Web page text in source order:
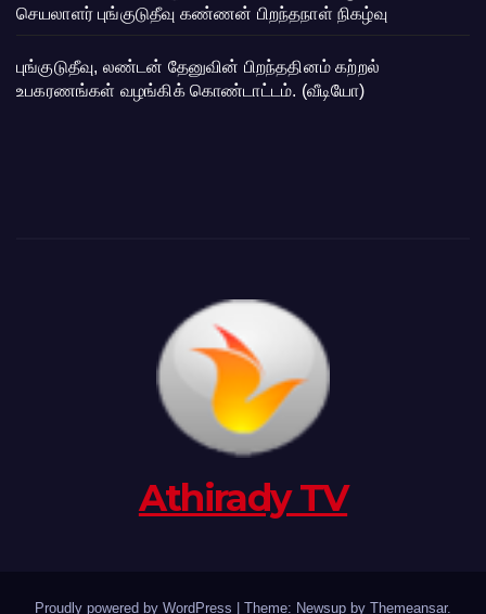
செயலாளர் புங்குடுதீவு கண்ணன் பிறந்தநாள் நிகழ்வு
புங்குடுதீவு, லண்டன் தேனுவின் பிறந்ததினம் கற்றல்
உபகரணங்கள் வழங்கிக் கொண்டாட்டம். (வீடியோ)
Athirady TV
Proudly powered by WordPress Theme: Newsup by Themeansar.